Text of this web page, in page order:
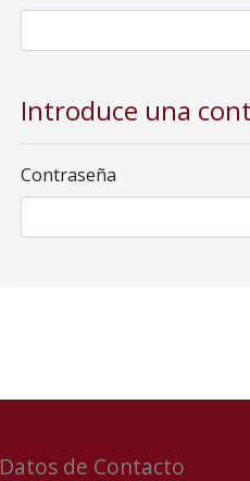
Introduce una
Contraseña
Datos de Contacto